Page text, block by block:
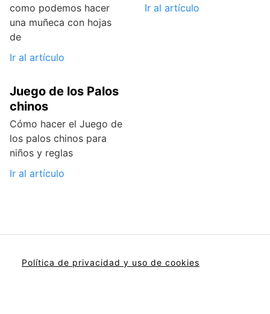
como podemos hacer
una muñeca con hojas
de
Ir al artículo
Ir al artículo
Juego de los Palos
chinos
Cómo hacer el Juego de
los palos chinos para
niños y reglas
Ir al artículo
Política de privacidad y uso de cookies